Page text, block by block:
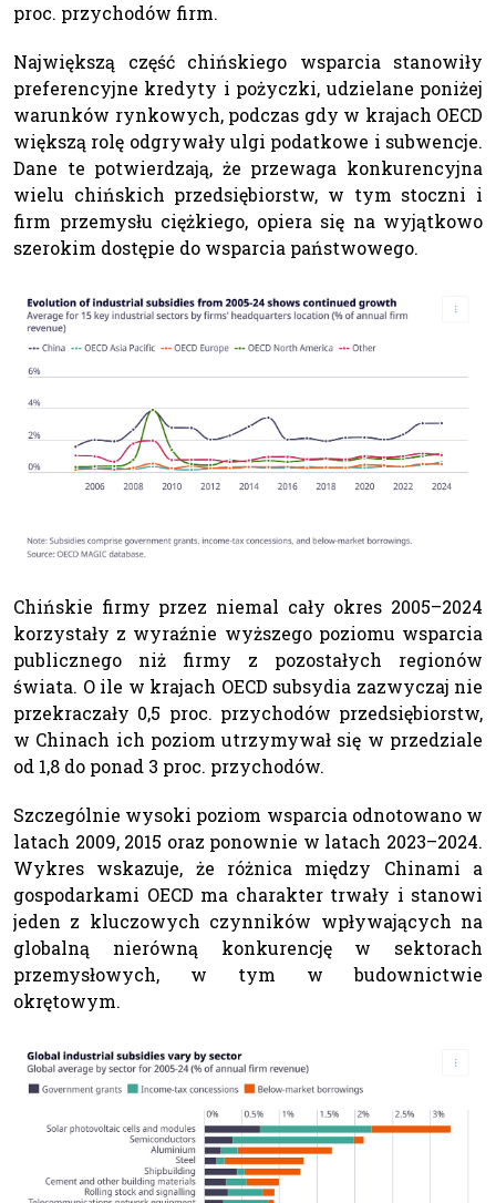
proc. przychodów firm.
Największą część chińskiego wsparcia stanowiły
preferencyjne kredyty i pożyczki, udzielane poniżej
warunków rynkowych, podczas gdy w krajach OECD
większą rolę odgrywały ulgi podatkowe i subwencje.
Dane te potwierdzają, że przewaga konkurencyjna
wielu chińskich przedsiębiorstw, w tym stoczni i
firm przemysłu ciężkiego, opiera się na wyjątkowo
szerokim dostępie do wsparcia państwowego.
Chińskie firmy przez niemal cały okres 2005–2024
korzystały z wyraźnie wyższego poziomu wsparcia
publicznego niż firmy z pozostałych regionów
świata. O ile w krajach OECD subsydia zazwyczaj nie
przekraczały 0,5 proc. przychodów przedsiębiorstw,
w Chinach ich poziom utrzymywał się w przedziale
od 1,8 do ponad 3 proc. przychodów.
Szczególnie wysoki poziom wsparcia odnotowano w
latach 2009, 2015 oraz ponownie w latach 2023–2024.
Wykres wskazuje, że różnica między Chinami a
gospodarkami OECD ma charakter trwały i stanowi
jeden z kluczowych czynników wpływających na
globalną nierówną konkurencję w sektorach
przemysłowych, w tym w budownictwie
okrętowym.